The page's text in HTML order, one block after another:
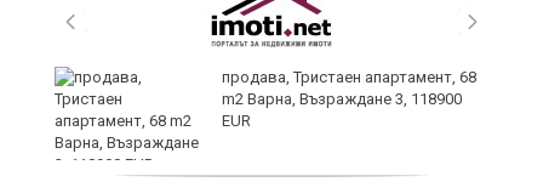
продава, Тристаен апартамент, 68
m2 Варна, Възраждане 3, 118900
EUR